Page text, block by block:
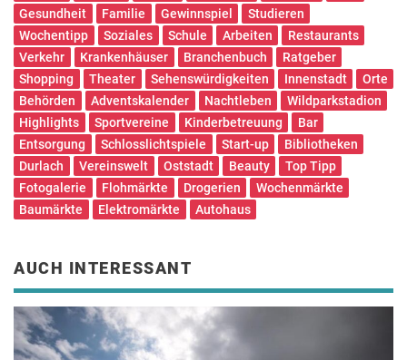
Gesundheit
Familie Gewinnspiel
Studieren
Wochentipp
Soziales Schule Arbeiten
Restaurants
Verkehr
Krankenhäuser Branchenbuch
Ratgeber
Shopping
Theater Sehenswürdigkeiten Innenstadt
Orte
Behörden
Adventskalender Nachtleben
Wildparkstadion
Highlights
Sportvereine Kinderbetreuung
Bar
Entsorgung
Schlosslichtspiele Start-up
Bibliotheken
Durlach
Vereinswelt Oststadt Beauty
Top Tipp
Fotogalerie
Flohmärkte Drogerien
Wochenmärkte
Baumärkte
Elektromärkte Autohaus
AUCH INTERESSANT